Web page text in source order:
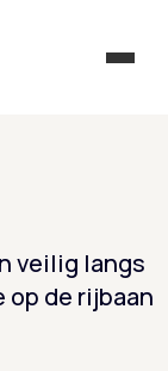
veilig langs
de rijbaan